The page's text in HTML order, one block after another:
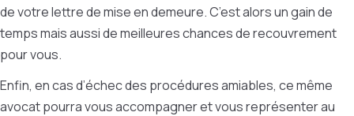
de votre lettre de mise en demeure. C’est alors un gain de
temps mais aussi de meilleures chances de recouvrement
pour vous.
Enfin, en cas d’échec des procédures amiables, ce même
avocat pourra vous accompagner et vous représenter au